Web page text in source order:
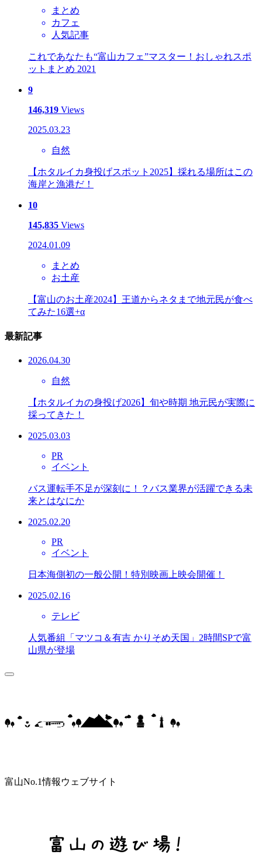
まとめ
カフェ
人気記事
これであなたも“富山カフェ”マスター！おしゃれスポ
ットまとめ 2021
9
146,319 Views
2025.03.23
自然
【ホタルイカ身投げスポット2025】採れる場所はこの
海岸と漁港だ！
10
145,835 Views
2024.01.09
まとめ
お土産
【富山のお土産2024】王道からネタまで地元民が食べ
てみた16選+α
最新記事
2026.04.30
自然
【ホタルイカの身投げ2026】旬や時期 地元民が実際に
採ってきた！
2025.03.03
PR
イベント
バス運転手不足が深刻に！？バス業界が活躍できる未
来とはなにか
2025.02.20
PR
イベント
日本海側初の一般公開！特別映画上映会開催！
2025.02.16
テレビ
人気番組「マツコ＆有吉 かりそめ天国」2時間SPで富
山県が登場
富山No.1情報ウェブサイト